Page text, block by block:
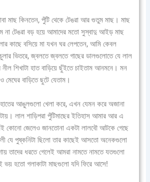
মাছ কিনতেন, পুঁটি থেকে টেঙরা আর গুতুম মাছ। মাছ
না টেঙরা বড় হয়ে আমাদের মতো সুস্বাদু আইড় মাছ
কাছে বসিয়ে মা যখন ঘর লেপতেন, আমি কেবল
ভিতরে, জ্বলতে জ্বলতে গাছের ডালগুলোতে যে লাল
শিখাটা হাত বাড়িয়ে ছুঁইতে চাইতাম আনমনে। মন
বাড়িতে ছুটে যেতাম।
হাতের আঙুলগুলো খেলা করে, এখন যেমন করে অজানা
লাল শাড়িপরা পুঁটিমাছের ইতিহাস আমার আর এ
কোনো জেলেও জানতোনা একটা লালবৌ আটকে গেছে
যে পুষ্কনিটা ছিলো তার কাছেই আসতো অনেকগুলো
তাদের ধরতে গেলেই আমরা নামতে নামতে যতগুলো
ভয় হতো গলাকাটা মাছগুলো যদি ফিরে আসে!